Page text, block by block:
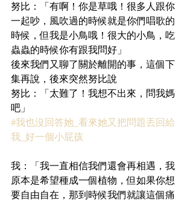
努比：「有啊！你是草哦！很多人跟你
一起吵，風吹過的時候就是你們唱歌的
時候，但我是小鳥哦！很大的小鳥，吃
蟲蟲的時候你有跟我問好」
後來我們又聊了關於離開的事，這個下
集再說，後來突然努比說
努比：「太難了！我想不出來，問我媽
吧」
#我也沒回答她_看來她又把問題丟回給
我_好一個小屁孩
我：「我一直相信我們還會再相遇，我
原本是希望種成一個植物，但如果你想
要自由自在，那到時候我們就讓這個痛